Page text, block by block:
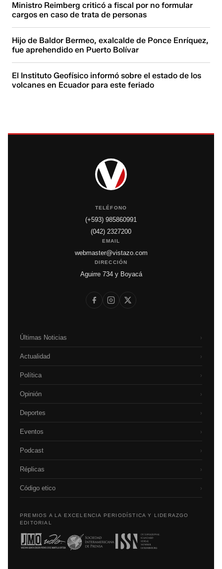
Ministro Reimberg criticó a fiscal por no formular
cargos en caso de trata de personas
Hijo de Baldor Bermeo, exalcalde de Ponce Enríquez,
fue aprehendido en Puerto Bolívar
El Instituto Geofísico informó sobre el estado de los
volcanes en Ecuador para este feriado
TELÉFONO
(+593) 985860991
(042) 2327200
EMAIL
webmaster@vistazo.com
DIRECCIÓN
Aguirre 734 y Boyacá
Últimas Noticias ›
Actualidad ›
Política ›
Opinión ›
Deportes ›
Eventos ›
Podcast ›
Réplicas ›
Código etico ›
PREMIOS A LA EXCELENCIA PERIODÍSTICA Y LIDERAZGO
EDITORIAL